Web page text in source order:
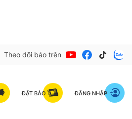
Theo dõi báo trên
ĐẶT BÁO ĐĂNG NHẬP